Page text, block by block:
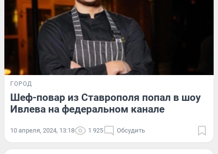
ГОРОД
Шеф-повар из Ставрополя попал в шоу
Ивлева на федеральном канале
10 апреля, 2024, 13:18 1 925 Обсудить